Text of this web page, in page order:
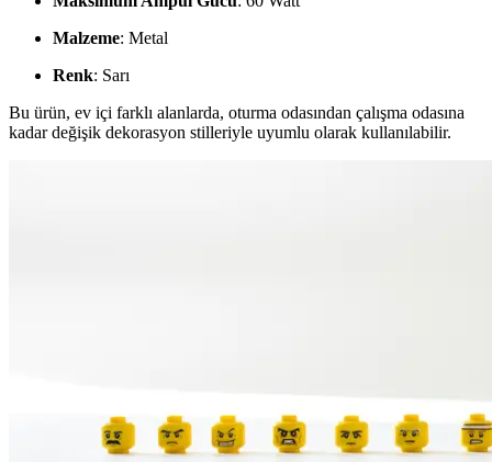
Malzeme: Metal
Renk: Sarı
Bu ürün, ev içi farklı alanlarda, oturma odasından çalışma odasına
kadar değişik dekorasyon stilleriyle uyumlu olarak kullanılabilir.